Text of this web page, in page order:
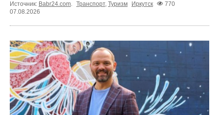
Источник: Babr24.com. Транспорт, Туризм Иркутск
770
07.08.2026